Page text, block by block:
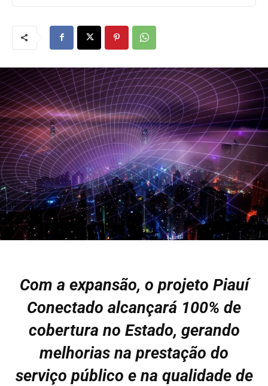
Com a expansão, o projeto Piauí
Conectado alcançará 100% de
cobertura no Estado, gerando
melhorias na prestação do
serviço público e na qualidade de